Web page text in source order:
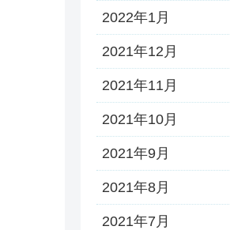
2022年1月
2021年12月
2021年11月
2021年10月
2021年9月
2021年8月
2021年7月